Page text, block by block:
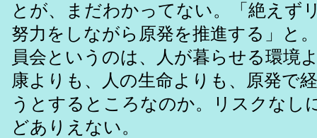
とが、まだわかってない。「絶えず
努力をしながら原発を推進する」と
員会というのは、人が暮らせる環境
康よりも、人の生命よりも、原発で
うとするところなのか。リスクなし
どありえない。